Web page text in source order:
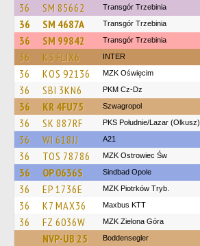
36 SM 85662 Transgór Trzebinia
36 SM 4687A Transgór Trzebinia
36 SM 99842 Transgór Trzebinia
36 K3 FLIX6 INTER
36 KOS 92136 MZK Oświęcim
36 SBI 3KN6 PKM Cz-Dz
36 KR 4FU75 Szwagropol
36 SK 887RF PKS Południe/Lazar (Olkusz)
36 WI 618JJ A21
36 TOS 78786 MZK Ostrowiec Św
36 OP 0636S Sindbad Opole
36 EP 1736E MZK Piotrków Tryb.
36 K7 MAX36 Maxbus KTT
36 FZ 6036W MZK Zielona Góra
NVP-UB 25 Boddensegler